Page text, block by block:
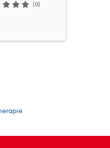
(0)